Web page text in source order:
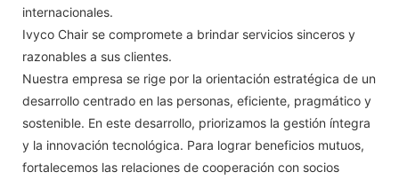
internacionales.
Ivyco Chair se compromete a brindar servicios sinceros y
razonables a sus clientes.
Nuestra empresa se rige por la orientación estratégica de un
desarrollo centrado en las personas, eficiente, pragmático y
sostenible. En este desarrollo, priorizamos la gestión íntegra
y la innovación tecnológica. Para lograr beneficios mutuos,
fortalecemos las relaciones de cooperación con socios